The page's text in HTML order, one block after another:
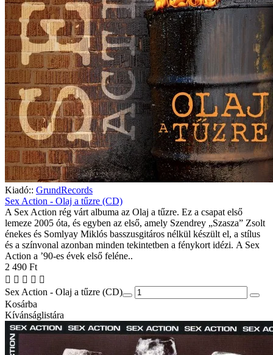
Kiadó:: GrundRecords
Sex Action - Olaj a tűzre (CD)
A Sex Action rég várt albuma az Olaj a tűzre. Ez a csapat első
lemeze 2005 óta, és egyben az első, amely Szendrey „Szasza” Zsolt
énekes és Somlyay Miklós basszusgitáros nélkül készült el, a stílus
és a színvonal azonban minden tekintetben a fénykort idézi. A Sex
Action a ’90-es évek első feléne..
2 490 Ft
Sex Action - Olaj a tűzre (CD)
Kosárba
Kívánságlistára